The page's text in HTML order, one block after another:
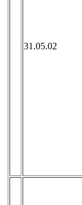
31.05.02